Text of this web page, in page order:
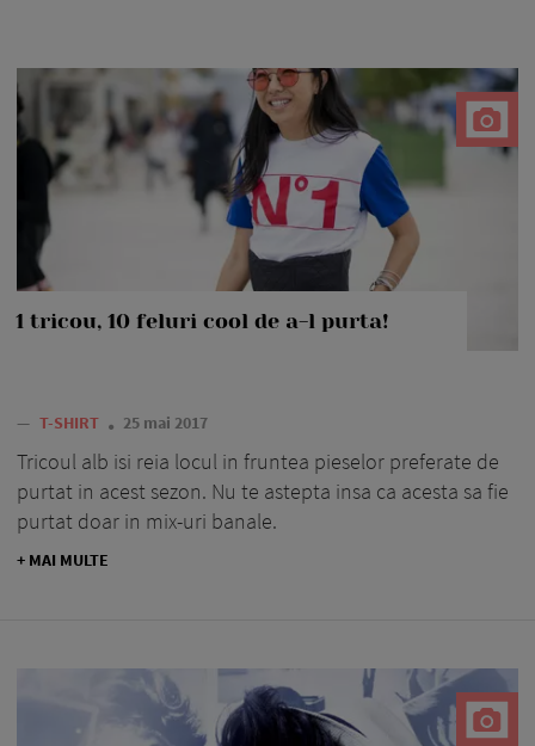
1 tricou, 10 feluri cool de a-l purta!
— T-SHIRT 25 mai 2017
Tricoul alb isi reia locul in fruntea pieselor preferate de
purtat in acest sezon. Nu te astepta insa ca acesta sa fie
purtat doar in mix-uri banale.
+ MAI MULTE